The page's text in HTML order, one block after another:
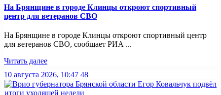
На Брянщине в городе Клинцы откроют спортивный
центр для ветеранов СВО
На Брянщине в городе Клинцы откроют спортивный центр
для ветеранов СВО, сообщает РИА ...
Читать далее
10 августа 2026, 10:47 48